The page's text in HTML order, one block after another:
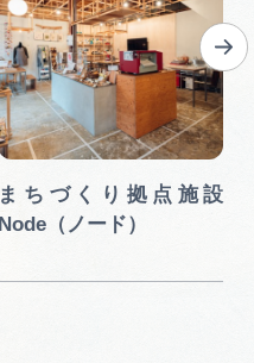
まちづくり拠点施設
Node（ノード）